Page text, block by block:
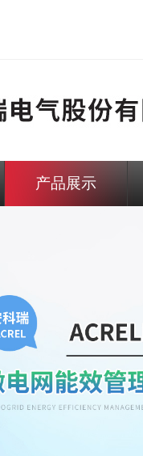
产品展示